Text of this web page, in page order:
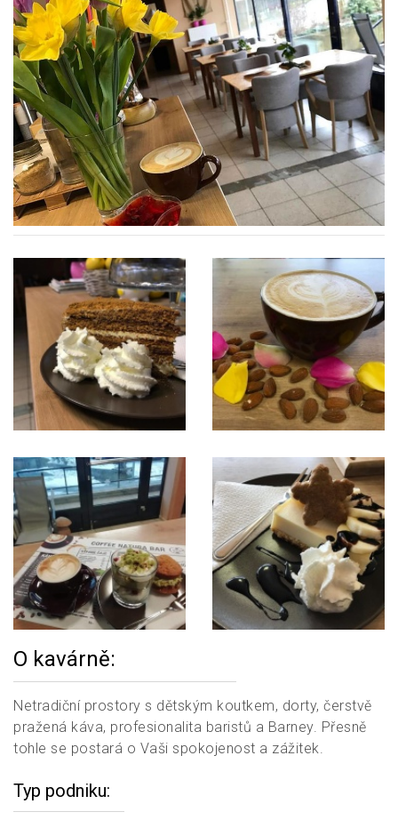
O kavárně:
Netradiční prostory s dětským koutkem, dorty, čerstvě
pražená káva, profesionalita baristů a Barney. Přesně
tohle se postará o Vaši spokojenost a zážitek.
Typ podniku